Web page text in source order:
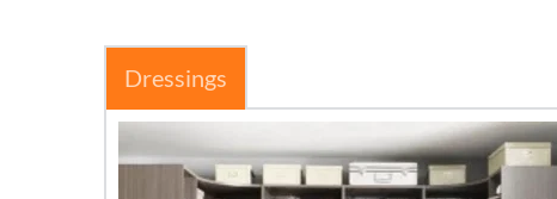
Dressings